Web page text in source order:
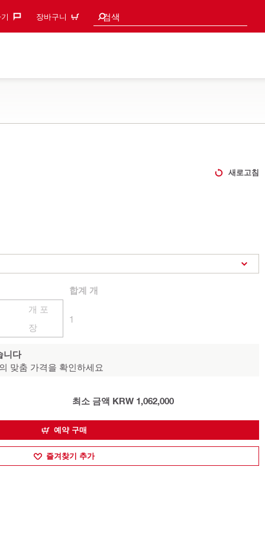
장바구니 검색
검색 추천
새로고침
개 포
장
합계 개
1
니다
맞춤 가격을 확인하세요
최소 금액 KRW 1,062,000
예약 구매
즐겨찾기 추가